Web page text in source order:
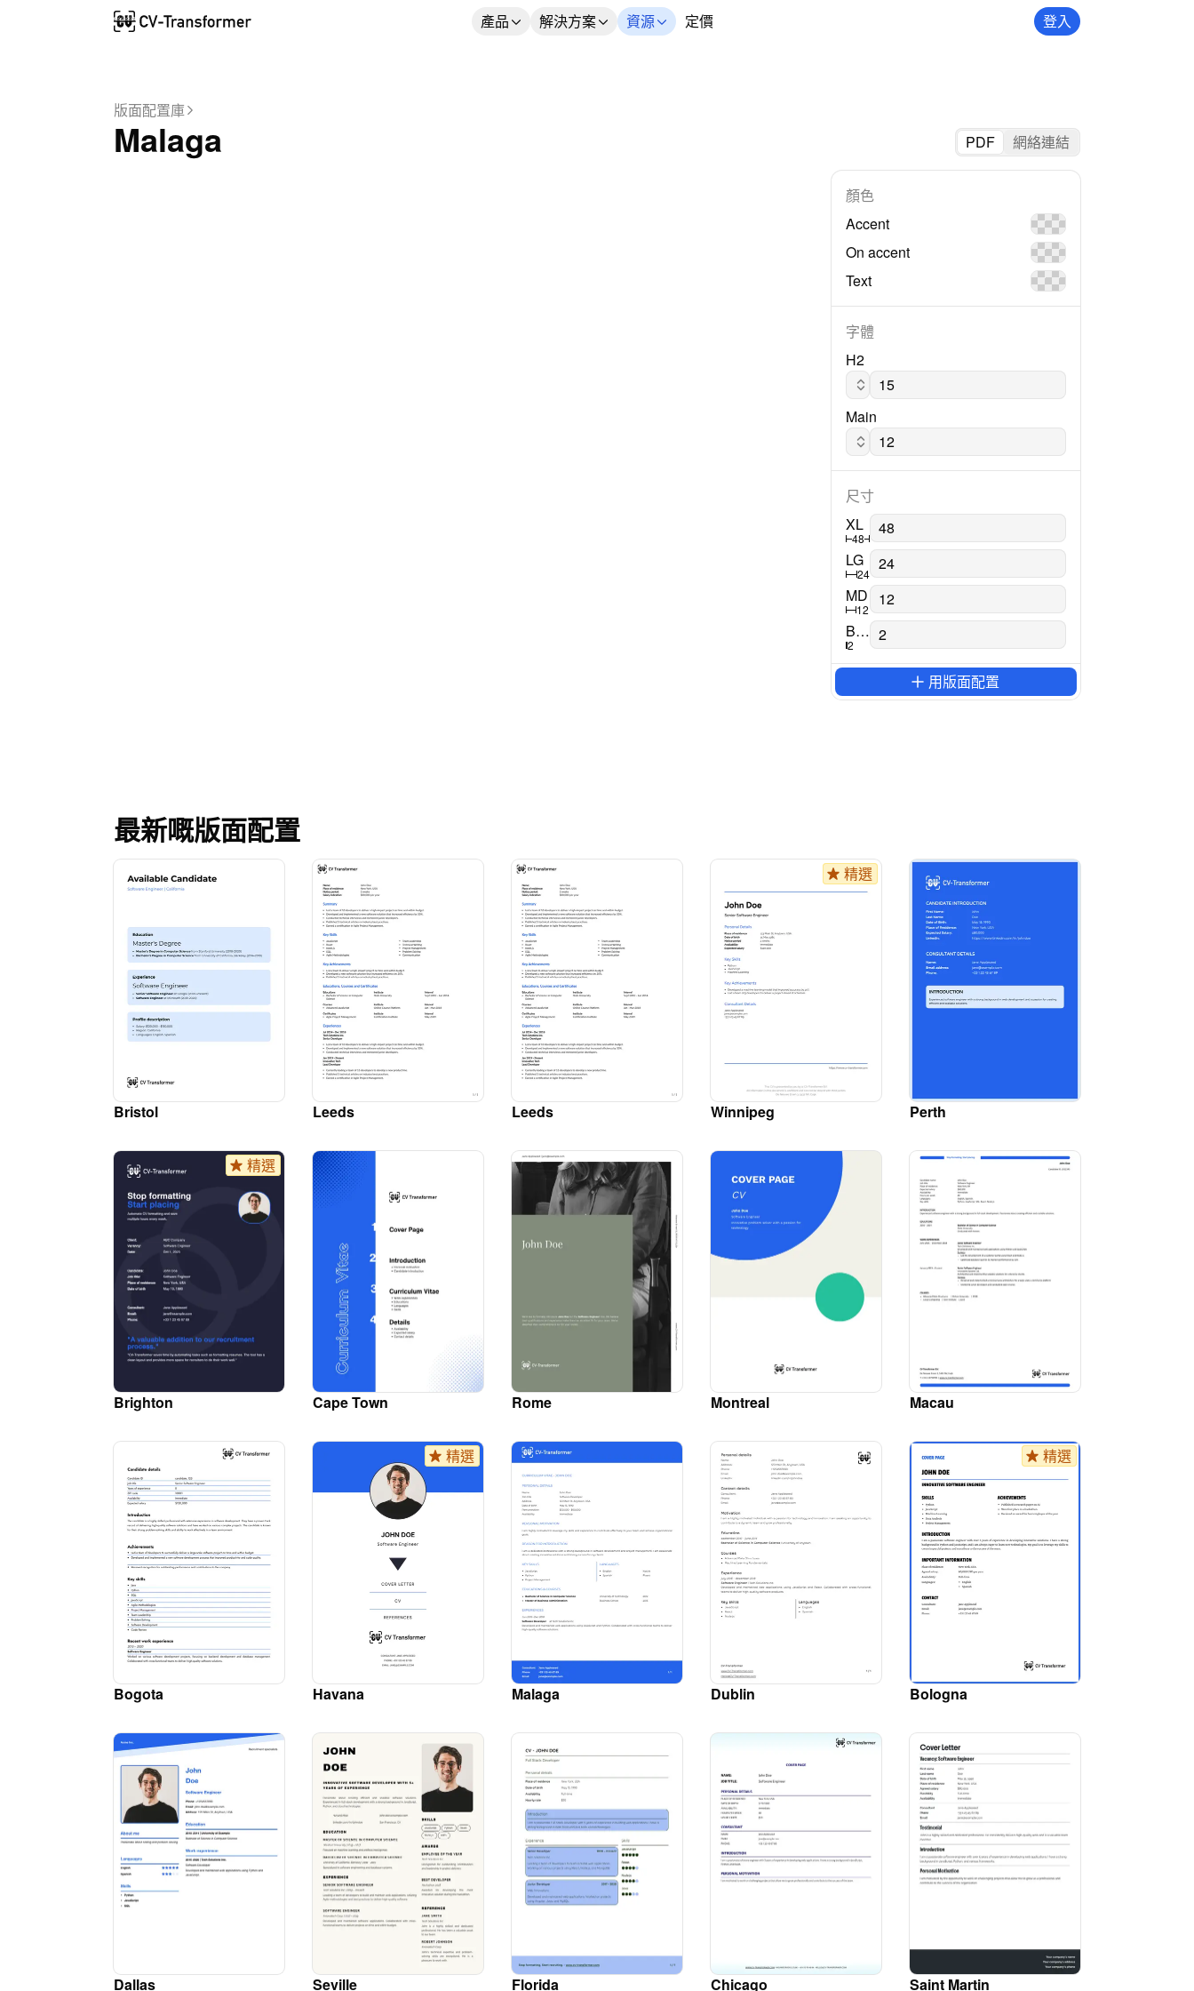
產品 解決方案 資源 定價 登入
版面配置庫
Malaga PDF 網絡連結
顏色
Accent
On accent
Text
字體
H2
Montserrat
Main
Montserrat
尺寸
XL
48
LG
24
MD
12
Border
2
用版面配置
最新嘅版面配置
Bristol Leeds Leeds
精選
Winnipeg Perth
精選
Brighton Cape Town Rome Montreal Macau
Bogota
精選
Havana Malaga Dublin
精選
Bologna
Dallas Seville Florida Chicago Saint Martin